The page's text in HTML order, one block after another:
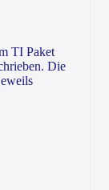
TI Paket
Die